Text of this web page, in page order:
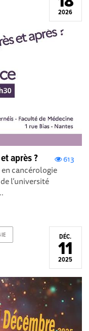
2026
613
après ?
cancérologie
l’université
DÉC.
11
2025